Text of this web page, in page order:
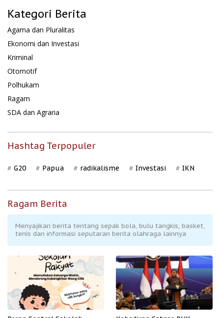
Kategori Berita
Agama dan Pluralitas
Ekonomi dan Investasi
Kriminal
Otomotif
Polhukam
Ragam
SDA dan Agraria
Hashtag Terpopuler
G20 Papua radikalisme Investasi IKN
Ragam Berita
Menyajikan berita tentang sepak bola, bulu tangkis, basket,
tenis dan informasi seputaran berita olahraga lainnya